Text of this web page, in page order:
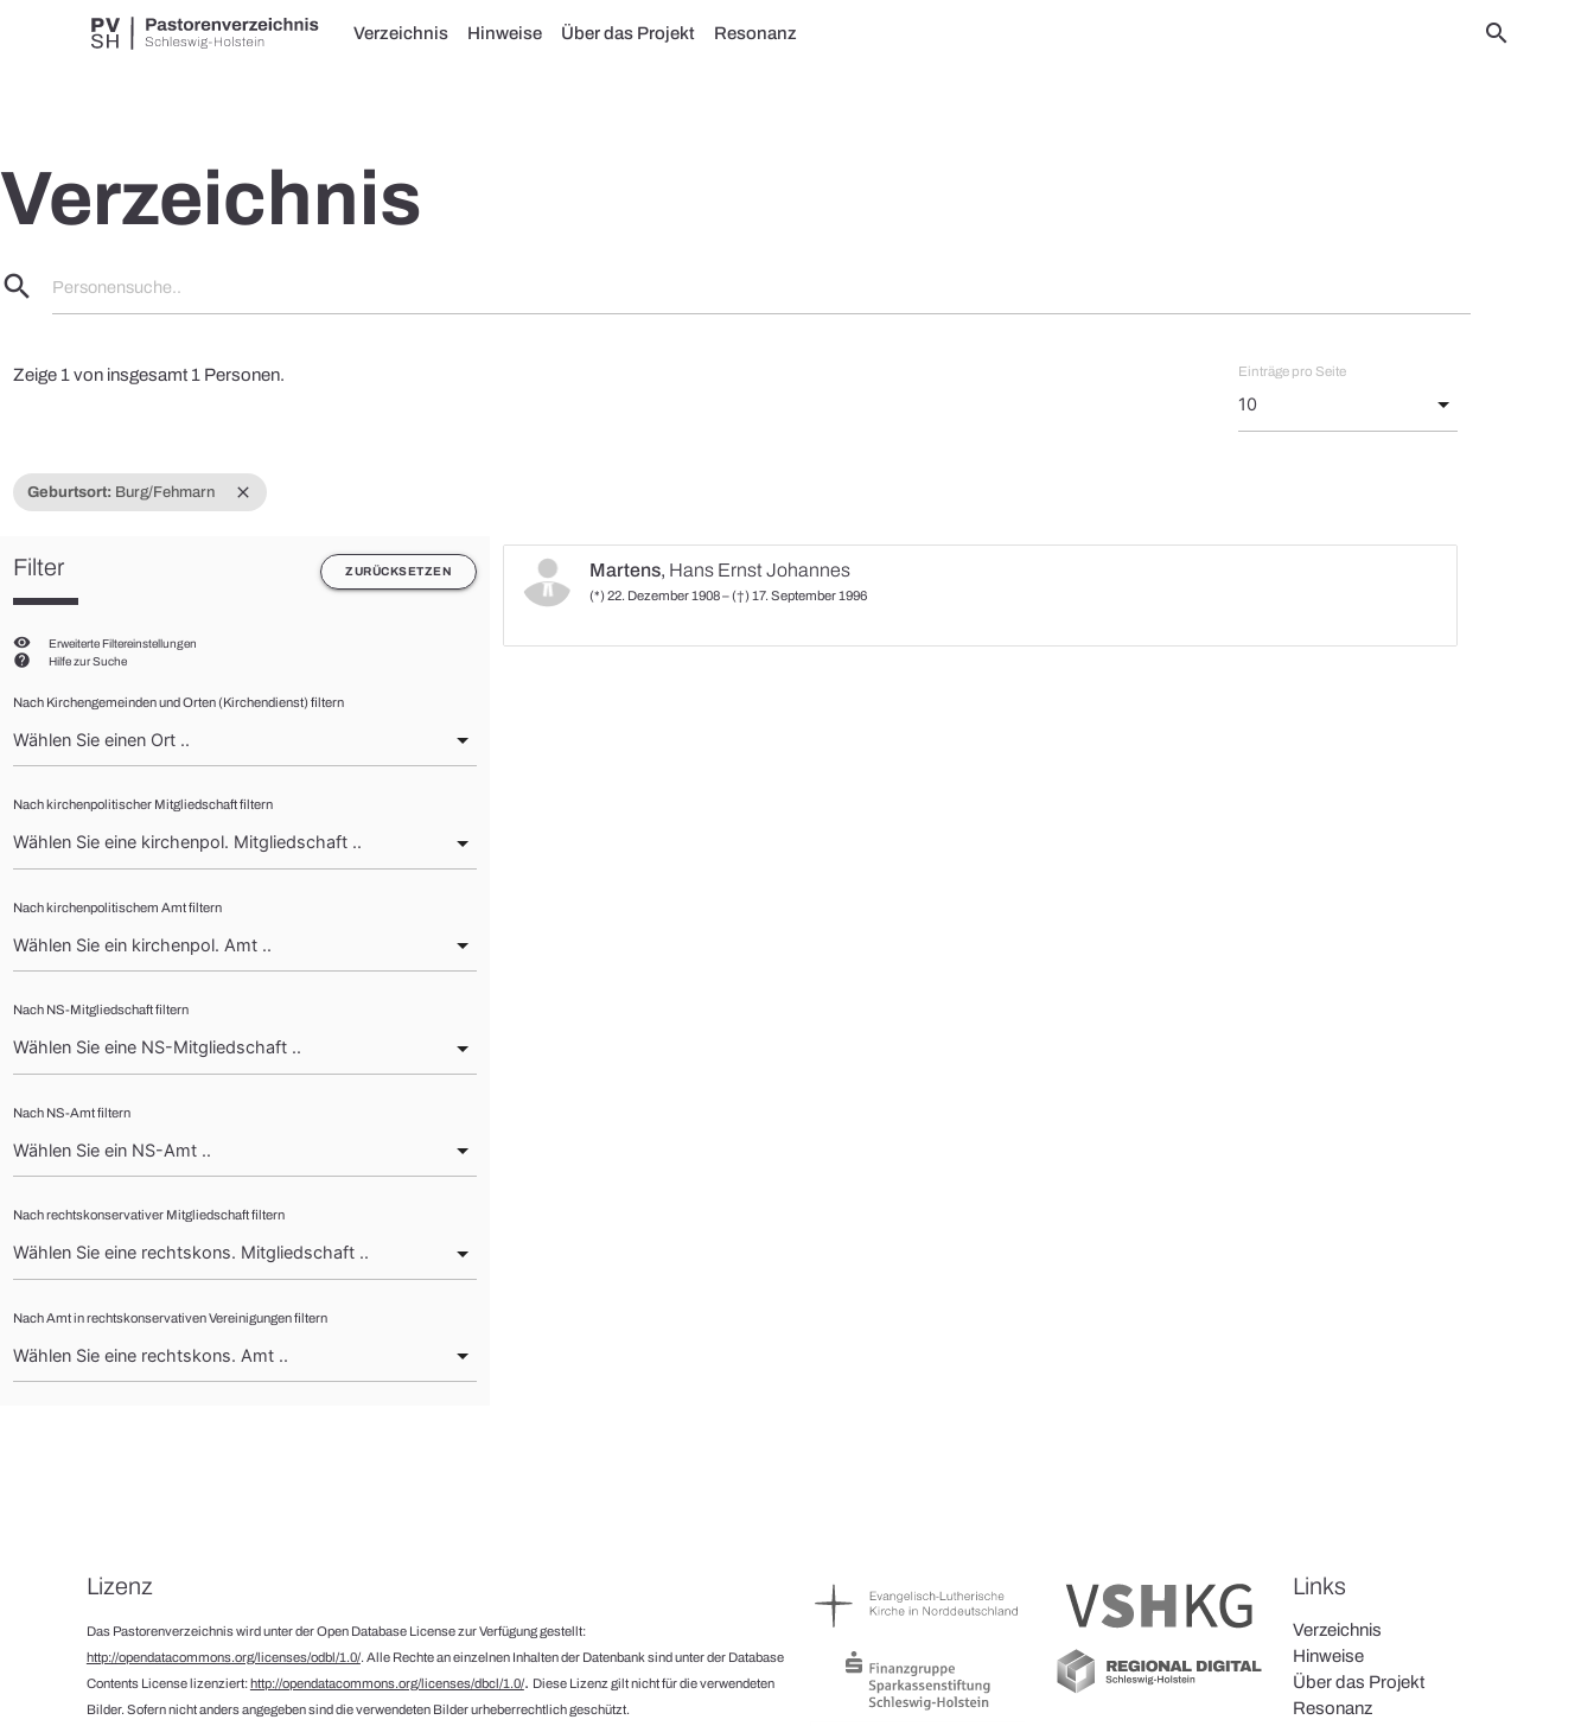
search
Verzeichnis Hinweise Über das Projekt Resonanz
Verzeichnis
search Personensuche..
Zeige 1 von insgesamt 1 Personen. Einträge pro Seite
close
Geburtsort: Burg/Fehmarn
ZURÜCKSETZEN
Filter
visibility Erweiterte Filtereinstellungen
help Hilfe zur Suche
Nach Kirchengemeinden und Orten (Kirchendienst) filtern
Nach kirchenpolitischer Mitgliedschaft filtern
Nach kirchenpolitischem Amt filtern
Nach NS-Mitgliedschaft filtern
Nach NS-Amt filtern
Nach rechtskonservativer Mitgliedschaft filtern
Nach Amt in rechtskonservativen Vereinigungen filtern
Martens, Hans Ernst Johannes
(*) 22. Dezember 1908 – (†) 17. September 1996
Lizenz
Das Pastorenverzeichnis wird unter der Open Database License zur Verfügung gestellt:
http://opendatacommons.org/licenses/odbl/1.0/. Alle Rechte an einzelnen Inhalten der Datenbank sind unter der Database
Contents License lizenziert:http://opendatacommons.org/licenses/dbcl/1.0/. Diese Lizenz gilt nicht für die verwendeten
Bilder. Sofern nicht anders angegeben sind die verwendeten Bilder urheberrechtlich geschützt.
Links
Verzeichnis
Hinweise
Über das Projekt
Resonanz